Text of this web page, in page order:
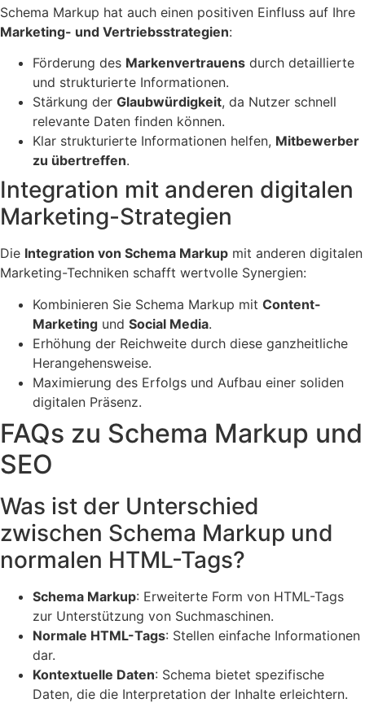
Schema Markup hat auch einen positiven Einfluss auf Ihre
Marketing- und Vertriebsstrategien:
Förderung des Markenvertrauens durch detaillierte
und strukturierte Informationen.
Stärkung der Glaubwürdigkeit, da Nutzer schnell
relevante Daten finden können.
Klar strukturierte Informationen helfen, Mitbewerber
zu übertreffen.
Integration mit anderen digitalen
Marketing-Strategien
Die Integration von Schema Markup mit anderen digitalen
Marketing-Techniken schafft wertvolle Synergien:
Kombinieren Sie Schema Markup mit Content-
Marketing und Social Media.
Erhöhung der Reichweite durch diese ganzheitliche
Herangehensweise.
Maximierung des Erfolgs und Aufbau einer soliden
digitalen Präsenz.
FAQs zu Schema Markup und
SEO
Was ist der Unterschied
zwischen Schema Markup und
normalen HTML-Tags?
Schema Markup: Erweiterte Form von HTML-Tags
zur Unterstützung von Suchmaschinen.
Normale HTML-Tags: Stellen einfache Informationen
dar.
Kontextuelle Daten: Schema bietet spezifische
Daten, die die Interpretation der Inhalte erleichtern.